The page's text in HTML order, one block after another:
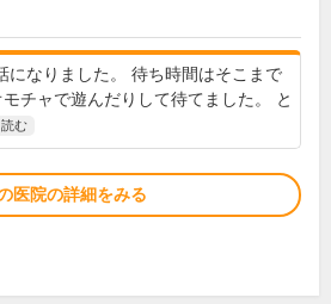
になりました。 待ち時間はそこまで
チャで遊んだりして待てました。 と
む
医院の詳細をみる